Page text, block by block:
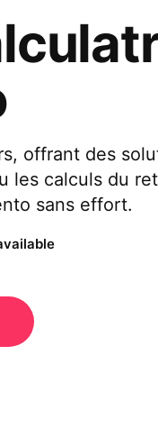
offrant des
les calculs du
sans effort.